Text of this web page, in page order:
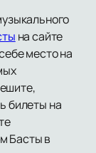
на сайте
место на
билеты на
Басты в